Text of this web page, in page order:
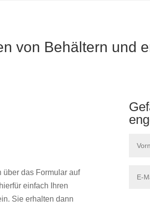
von Behältern und
über das Formular auf
einfach Ihren
Sie erhalten dann